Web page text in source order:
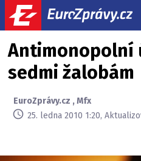
Antimonopolní
sedmi žalobám
EuroZprávy.cz ,Mfx
25. ledna 2010 1:20,